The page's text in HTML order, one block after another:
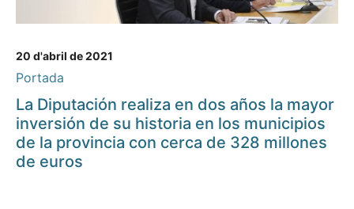
20 d'abril de 2021
Portada
La Diputación realiza en dos años la mayor
inversión de su historia en los municipios
de la provincia con cerca de 328 millones
de euros